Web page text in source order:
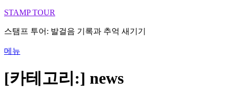
내
으
로
바
가
STAMP TOUR
스탬프 투어: 발걸음 기록과 추억 새기기
메뉴
[카테고리:] news